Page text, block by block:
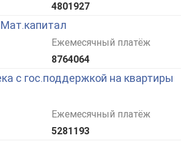
4801927
Ежемесячный платёж
8764064
с гос.поддержкой на квартиры
Ежемесячный платёж
5281193